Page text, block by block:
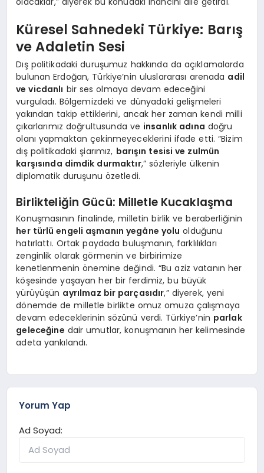
Küresel Sahnedeki Türkiye: Barış
ve Adaletin Sesi
Dış politikadaki duruşumuz hakkında da açıklamalarda
bulunan Erdoğan, Türkiye’nin uluslararası arenada adil
ve vicdanlı bir ses olmaya devam edeceğini
vurguladı. Bölgemizdeki ve dünyadaki gelişmeleri
yakından takip ettiklerini, ancak her zaman kendi milli
çıkarlarımız doğrultusunda ve insanlık adına doğru
olanı yapmaktan çekinmeyeceklerini ifade etti. “Bizim
dış politikadaki şiarımız, barışın tesisi ve zulmün
karşısında dimdik durmaktır,” sözleriyle ülkenin
diplomatik duruşunu özetledi.
Birlikteliğin Gücü: Milletle Kucaklaşma
Konuşmasının finalinde, milletin birlik ve beraberliğinin
her türlü engeli aşmanın yegâne yolu olduğunu
hatırlattı. Ortak paydada buluşmanın, farklılıkları
zenginlik olarak görmenin ve birbirimize
kenetlenmenin önemine değindi. “Bu aziz vatanın her
köşesinde yaşayan her bir ferdimiz, bu büyük
yürüyüşün ayrılmaz bir parçasıdır,” diyerek, yeni
dönemde de milletle birlikte omuz omuza çalışmaya
devam edeceklerinin sözünü verdi. Türkiye’nin parlak
geleceğine dair umutlar, konuşmanın her kelimesinde
adeta yankılandı.
Yorum Yap
Ad Soyad: